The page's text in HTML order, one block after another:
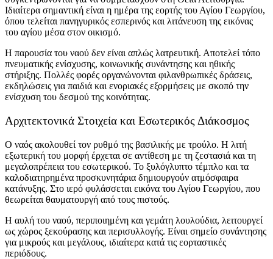
Ιδιαίτερα σημαντική είναι η ημέρα της εορτής του Αγίου Γεωργίου,
όπου τελείται πανηγυρικός εσπερινός και λιτάνευση της εικόνας
του αγίου μέσα στον οικισμό.
Η παρουσία του ναού δεν είναι απλώς λατρευτική. Αποτελεί τόπο
πνευματικής ενίσχυσης, κοινωνικής συνάντησης και ηθικής
στήριξης. Πολλές φορές οργανώνονται φιλανθρωπικές δράσεις,
εκδηλώσεις για παιδιά και ενοριακές εξορμήσεις με σκοπό την
ενίσχυση του δεσμού της κοινότητας.
Αρχιτεκτονικά Στοιχεία και Εσωτερικός Διάκοσμος
Ο ναός ακολουθεί τον ρυθμό της βασιλικής με τρούλο. Η λιτή
εξωτερική του μορφή έρχεται σε αντίθεση με τη ζεστασιά και τη
μεγαλοπρέπεια του εσωτερικού. Το ξυλόγλυπτο τέμπλο και τα
καλοδιατηρημένα προσκυνητάρια δημιουργούν ατμόσφαιρα
κατάνυξης. Στο ιερό φυλάσσεται εικόνα του Αγίου Γεωργίου, που
θεωρείται θαυματουργή από τους πιστούς.
Η αυλή του ναού, περιποιημένη και γεμάτη λουλούδια, λειτουργεί
ως χώρος ξεκούρασης και περισυλλογής. Είναι σημείο συνάντησης
για μικρούς και μεγάλους, ιδιαίτερα κατά τις εορταστικές
περιόδους.